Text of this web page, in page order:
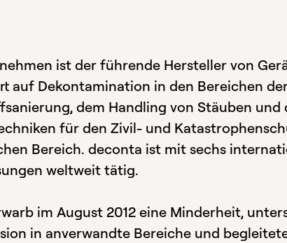
ist der führende Hersteller von
auf Dekontamination in den Bereichen
dem Handling von Stäuben und
für den Zivil- und
Bereich. deconta ist mit sechs
weltweit tätig.
im August 2012 eine Minderheit,
in anverwandte Bereiche und